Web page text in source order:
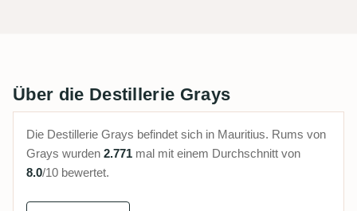
Über die Destillerie Grays
Die Destillerie Grays befindet sich in Mauritius. Rums von
Grays wurden 2.771 mal mit einem Durchschnitt von
8.0/10 bewertet.